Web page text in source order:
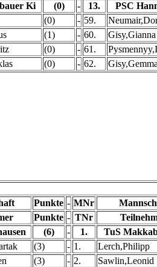
Ki (0) - 13.
PSC
(0) - 59.
(1) - 60.
Gisy,Gianna
(0) - 61.
(0) - 62.
Punkte - MNr
Punkte - TNr
(6) - 1.
TuS
(3) - 1.
Lerch,Philipp
(3) - 2.
Sawlin,Leonid